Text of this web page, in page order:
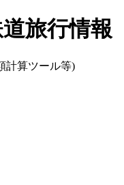
旅行情報
計算ツール等)